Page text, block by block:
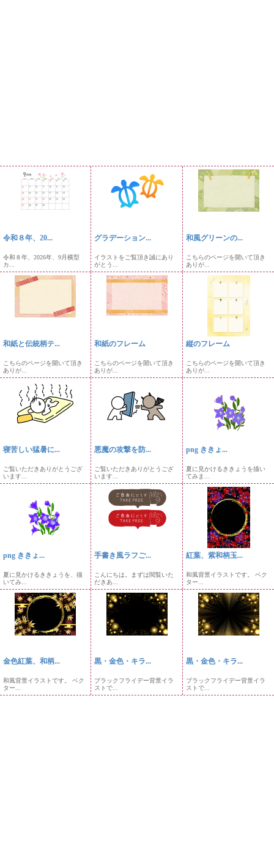
令和８年、20...
令和８年、2026年、9月横型
カ...
グラデーション...
イラストをご覧頂き誠にあり
がとう...
和風グリーンの...
こちらのページを開いて頂き
ありが...
和紙と伝統柄テ...
こちらのページを開いて頂き
ありが...
和紙のフレーム
こちらのページを開いて頂き
ありが...
縦のフレーム
こちらのページを開いて頂き
ありが...
寝苦しい猛暑に...
ご覧いただきありがとうござ
います...
悪魔の攻撃を防...
ご覧いただきありがとうござ
います...
png ききょ...
夏に見かけるききょうを描い
てみま...
png ききょ...
夏に見かけるききょうを、描
いてみ...
手書き風ラフご...
こんにちは。まずは閲覧いた
だきあ...
紅葉、紫和柄玉...
和風背景イラストです。 ベク
ター...
金色紅葉、和柄...
和風背景イラストです。 ベク
ター...
黒・金色・キラ...
ブラックフライデー背景イラ
ストで...
黒・金色・キラ...
ブラックフライデー背景イラ
ストで...